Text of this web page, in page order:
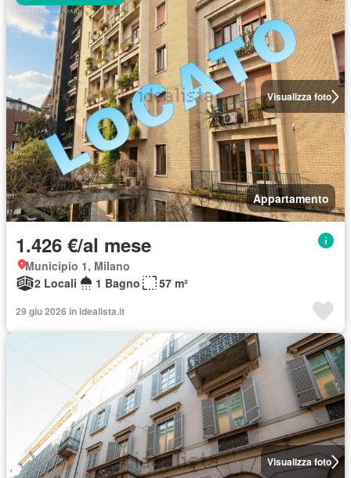
Visualizza foto
Appartamento
1.426 €/al mese
Municipio 1, Milano
2 Locali
1 Bagno 57 m²
29 giu 2026 in idealista.it
Visualizza foto